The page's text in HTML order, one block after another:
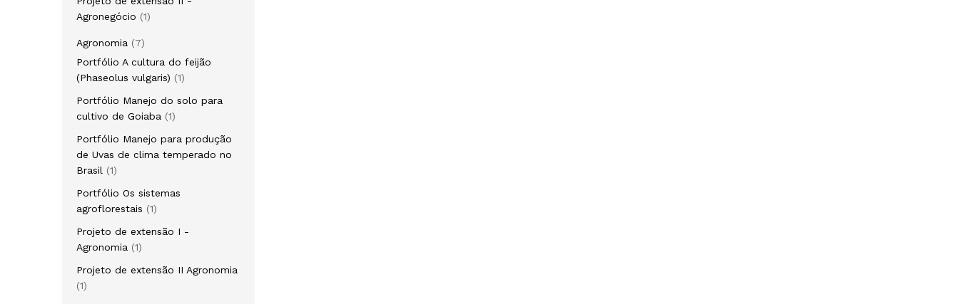
Agronegócio
11
Agronomia
77
produtos
Portfólio A cultura do feijão
(Phaseolus vulgaris)
11
Portfólio Manejo do solo para
cultivo de Goiaba
11
Portfólio Manejo para produção
de Uvas de clima temperado no
Brasil
11
Portfólio Os sistemas
agroflorestais
11
Projeto de extensão I -
Agronomia
11
Projeto de extensão II Agronomia
11